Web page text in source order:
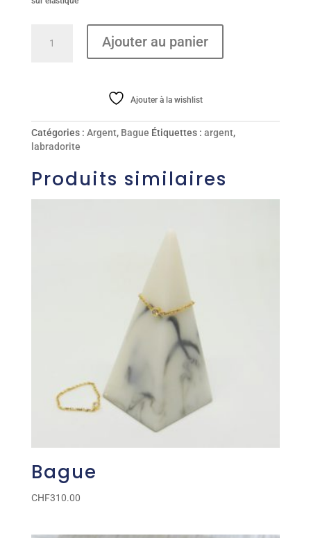
Ajouter au panier
Ajouter à la wishlist
Catégories : Argent, Bague Étiquettes : argent,
labradorite
Produits similaires
Bague
CHF310.00